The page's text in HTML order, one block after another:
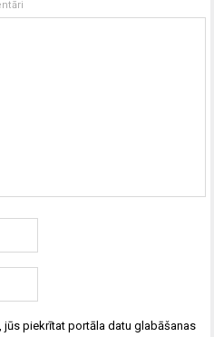
piekrītat portāla datu glabāšanas